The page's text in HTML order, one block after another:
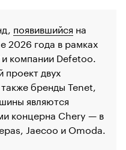
появившийся на
2026 года в рамках
компании Defetoo.
двух
бренды Tenet,
являются
концерна Chery — в
Jaecoo и Omoda.